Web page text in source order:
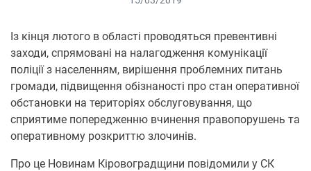
Із кінця лютого в області проводяться превентивні
заходи, спрямовані на налагодження комунікації
поліції з населенням, вирішення проблемних питань
громади, підвищення обізнаності про стан оперативної
обстановки на територіях обслуговування, що
сприятиме попередженню вчинення правопорушень та
оперативному розкриттю злочинів.
Про це Новинам Кіровоградщини повідомили у СК